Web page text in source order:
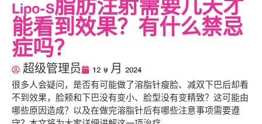
Lipo-S脂肪注射需要几天才
能看到效果？有什么禁忌
症吗？
超级管理员 12 9 月 2024
很多人会疑问，是否有可能做了溶脂针瘦脸、减双下巴后却看
不到效果，脸颊和下巴没有变小、脸型没有变精致？这可能由
哪些原因造成？以及在做完溶脂针后有哪些注意事项需要遵